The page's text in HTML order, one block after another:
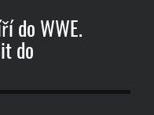
do WWE.
do